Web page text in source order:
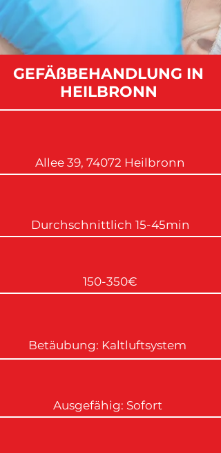
GEFÄßBEHANDLUNG IN
HEILBRONN
Allee 39, 74072 Heilbronn
Durchschnittlich 15-45min​
150-350€
Betäubung: Kaltluftsystem
Ausgefähig: Sofort